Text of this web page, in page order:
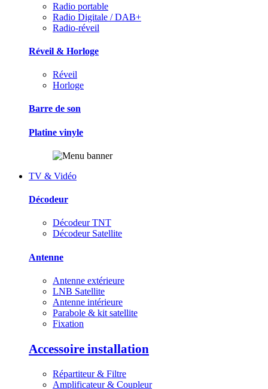
Radio portable
Radio Digitale / DAB+
Radio-réveil
Réveil & Horloge
Réveil
Horloge
Barre de son
Platine vinyle
TV & Vidéo
Décodeur
Décodeur TNT
Décodeur Satellite
Antenne
Antenne extérieure
LNB Satellite
Antenne intérieure
Parabole & kit satellite
Fixation
Accessoire installation
Répartiteur & Filtre
Amplificateur & Coupleur